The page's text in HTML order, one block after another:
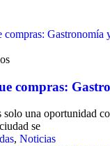
compras:
una oportunidad
se
, Noticias